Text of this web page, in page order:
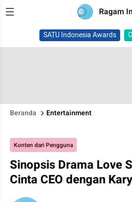
Ragam
SATU Indonesia Awards
Beranda Entertainment
Konten dari Pengguna
Sinopsis Drama Love
Cinta CEO dengan